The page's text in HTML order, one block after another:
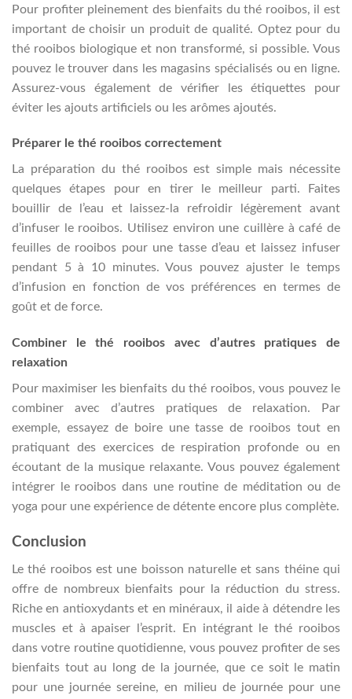
Pour profiter pleinement des bienfaits du thé rooibos, il est
important de choisir un produit de qualité. Optez pour du
thé rooibos biologique et non transformé, si possible. Vous
pouvez le trouver dans les magasins spécialisés ou en ligne.
Assurez-vous également de vérifier les étiquettes pour
éviter les ajouts artificiels ou les arômes ajoutés.
Préparer le thé rooibos correctement
La préparation du thé rooibos est simple mais nécessite
quelques étapes pour en tirer le meilleur parti. Faites
bouillir de l’eau et laissez-la refroidir légèrement avant
d’infuser le rooibos. Utilisez environ une cuillère à café de
feuilles de rooibos pour une tasse d’eau et laissez infuser
pendant 5 à 10 minutes. Vous pouvez ajuster le temps
d’infusion en fonction de vos préférences en termes de
goût et de force.
Combiner le thé rooibos avec d’autres pratiques de
relaxation
Pour maximiser les bienfaits du thé rooibos, vous pouvez le
combiner avec d’autres pratiques de relaxation. Par
exemple, essayez de boire une tasse de rooibos tout en
pratiquant des exercices de respiration profonde ou en
écoutant de la musique relaxante. Vous pouvez également
intégrer le rooibos dans une routine de méditation ou de
yoga pour une expérience de détente encore plus complète.
Conclusion
Le thé rooibos est une boisson naturelle et sans théine qui
offre de nombreux bienfaits pour la réduction du stress.
Riche en antioxydants et en minéraux, il aide à détendre les
muscles et à apaiser l’esprit. En intégrant le thé rooibos
dans votre routine quotidienne, vous pouvez profiter de ses
bienfaits tout au long de la journée, que ce soit le matin
pour une journée sereine, en milieu de journée pour une